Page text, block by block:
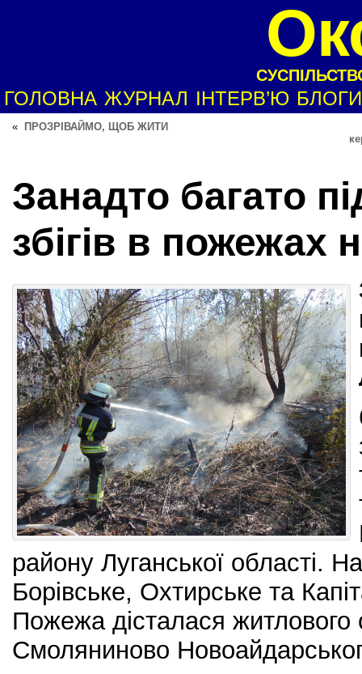
ГОЛОВНА ЖУРНАЛ ІНТЕРВ’Ю БЛОГИ
«
ПРОЗРІВАЙМО, ЩОБ ЖИТИ
Занадто багато
збігів в пожежах
району Луганської області.
Борівське, Охтирське та
Пожежа дісталася
Смоляниново